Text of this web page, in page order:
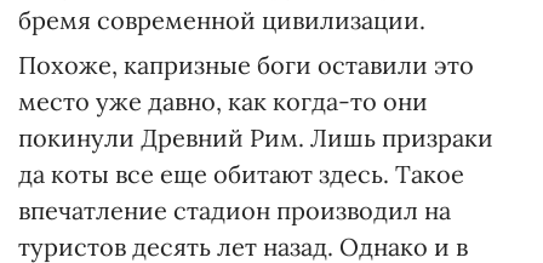
бремя современной цивилизации.
Похоже, капризные боги оставили это
место уже давно, как когда-то они
покинули Древний Рим. Лишь призраки
да коты все еще обитают здесь. Такое
впечатление стадион производил на
туристов десять лет назад. Однако и в